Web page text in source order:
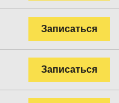
Записаться
Записаться